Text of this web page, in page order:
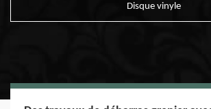
Disque vinyle